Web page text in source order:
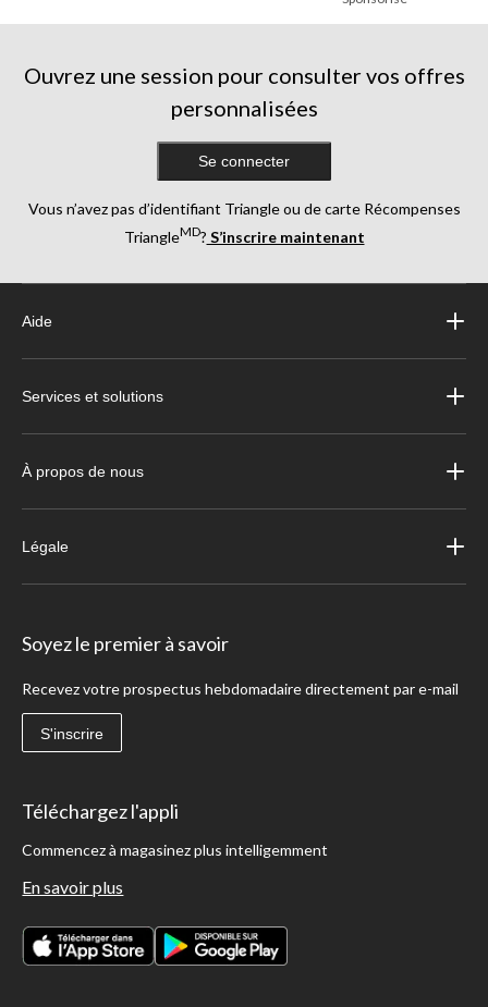
Ouvrez une session pour consulter vos offres
personnalisées
Se connecter
Vous n’avez pas d’identifiant Triangle ou de carte Récompenses
TriangleMD? S’inscrire maintenant
Aide
Services et solutions
À propos de nous
Légale
Soyez le premier à savoir
Recevez votre prospectus hebdomadaire directement par e-mail
S'inscrire
Téléchargez l'appli
Commencez à magasinez plus intelligemment
En savoir plus